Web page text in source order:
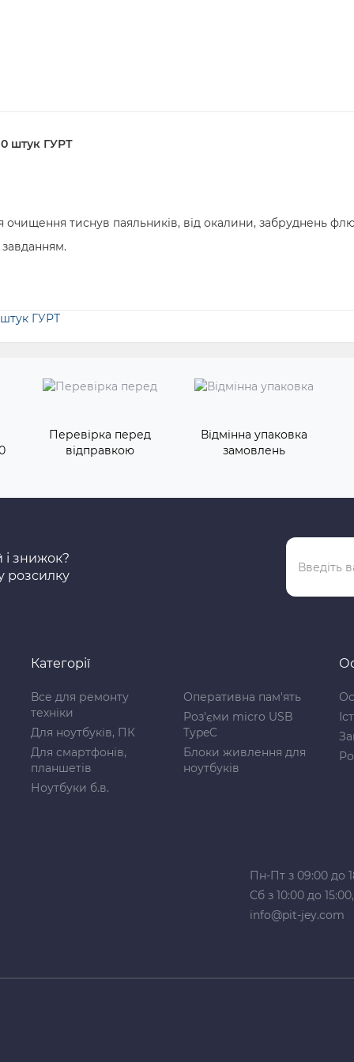
штук ГУРТ
очищення тиснув паяльників, від окалини, забруднень
ГУРТ
Перевірка перед
відправкою
Відмінна упаковка
замовлень
і знижок?
розсилку
Категорії
Все для ремонту
техніки
Для ноутбуків, ПК
Для смартфонів,
планшетів
Ноутбуки б.в.
Оперативна пам'ять
Роз'єми micro USB
TypeC
Блоки живлення для
ноутбуків
Пн-Пт з 09:00 до
Сб з 10:00 до
info@pit-jey.com